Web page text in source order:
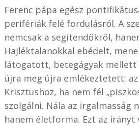
Ferenc pápa egész
perifériák felé fordulásról. A
nemcsak a segítendőkről,
Hajléktalanokkal ebédelt,
látogatott, betegágyak mellett
újra meg újra emlékeztetett:
Krisztushoz, ha nem fél
szolgálni. Nála az irgalmasság
hanem életforma. Ezt az irányt